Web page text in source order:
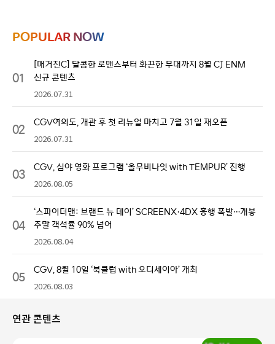
POPULAR NOW
01
[매거진C] 달콤한 로맨스부터 화끈한 무대까지 8월 CJ ENM
신규 콘텐츠
2026.07.31
02 CGV여의도, 개관 후 첫 리뉴얼 마치고 7월 31일 재오픈
2026.07.31
03 CGV, 심야 영화 프로그램 ‘올무비나잇 with TEMPUR’ 진행
2026.08.05
04
‘스파이더맨: 브랜드 뉴 데이’ SCREENX·4DX 흥행 폭발…개봉
주말 객석률 90% 넘어
2026.08.04
05 CGV, 8월 10일 ‘북클럽 with 오디세이아’ 개최
2026.08.03
연관 콘텐츠